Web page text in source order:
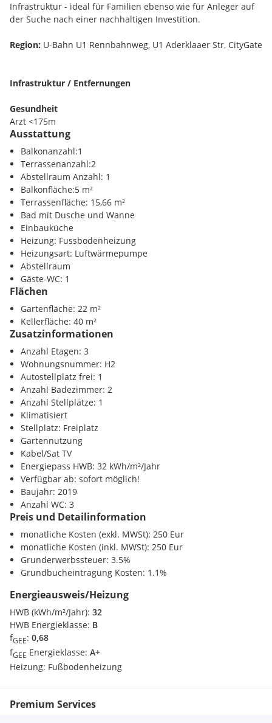
Zentral und ruhig: Ihr neues Zuhause im Herzen von Wien
Wohnfläche) besticht nicht nur durch seine
, sondern auch durch die
ruhigen und dennoch perfekt angebundenen Wohngegend.
Ein großzügiger
bieten zusätzlichen Lebensraum im Freien.
Exklusive Ausstattung
Landhausdielenbodenund stilvolle
luxuriöses Wohngefühl
Markenarmaturenim Badezimmer - für höchste
Ansprüche
Fußbodenheizung
Wärme in allen Räumen
Klimaanlagein jedem Zimmer für maximalen Komfort,
auch an heißen Sommertagen
Moderne, vollausgestattete Küche
Hobbyköche und Familien
Außenjalousien
Privatsphäre
Zentrale Raumaufteilung - Ihre individuelle Wohlfühloase
Erdgeschoss:
Eigengarten
Einladender Vorraum und Gäste-WC mit
Handwaschbecken
Obergeschoss 1:
2 separat begehbare Schlafzimmer
Privatsphäre
Modernes Duschbadmit WC
Balkon (ca. 5 m²)- ideal für entspannte Momente im
Freien
Infrastruktur - ideal für Familien ebenso wie für Anleger auf
der Suche nach einer nachhaltigen Investition.
Region: U-Bahn U1 Rennbahnweg, U1 Aderklaaer Str, CityGate
Infrastruktur / Entfernungen
Gesundheit
Arzt <175m
Apotheke <575m
Klinik <1750m
Krankenhaus <4000m
Kinder / Schulen
Schule <225m
Kindergarten <300m
Universität <2125m
Höhere Schule <1575m
Nahversorgung
Supermarkt <450m
Bäckerei <500m
Verkehr
U-Bahn <600m
Bahnhof <675m
Autobahnanschluss <1175m
Sonstige
Bank <700m
Post <700m
Polizei <375m
Ausstattung
Balkonanzahl:1
Terrassenanzahl:2
Abstellraum Anzahl: 1
Balkonfläche:5 m²
Terrassenfläche: 15,66 m²
Bad mit Dusche und Wanne
Einbauküche
Heizung: Fussbodenheizung
Heizungsart: Luftwärmepumpe
Abstellraum
Gäste-WC: 1
Flächen
Gartenfläche: 22 m²
Kellerfläche: 40 m²
Zusatzinformationen
Anzahl Etagen: 3
Wohnungsnummer: H2
Autostellplatz frei: 1
Anzahl Badezimmer: 2
Anzahl Stellplätze: 1
Klimatisiert
Stellplatz: Freiplatz
Gartennutzung
Kabel/Sat TV
Energiepass HWB: 32 kWh/m²/Jahr
Verfügbar ab: sofort möglich!
Baujahr: 2019
Anzahl WC: 3
Preis und Detailinformation
monatliche Kosten (exkl. MWSt): 250 Eur
monatliche Kosten (inkl. MWSt): 250 Eur
Grunderwerbssteuer: 3.5%
Grundbucheintragung Kosten: 1.1%
Energieausweis/Heizung
HWB (kWh/m²/Jahr): 32
HWB Energieklasse: B
fGEE: 0,68
fGEE Energieklasse: A+
Heizung: Fußbodenheizung
Premium Services